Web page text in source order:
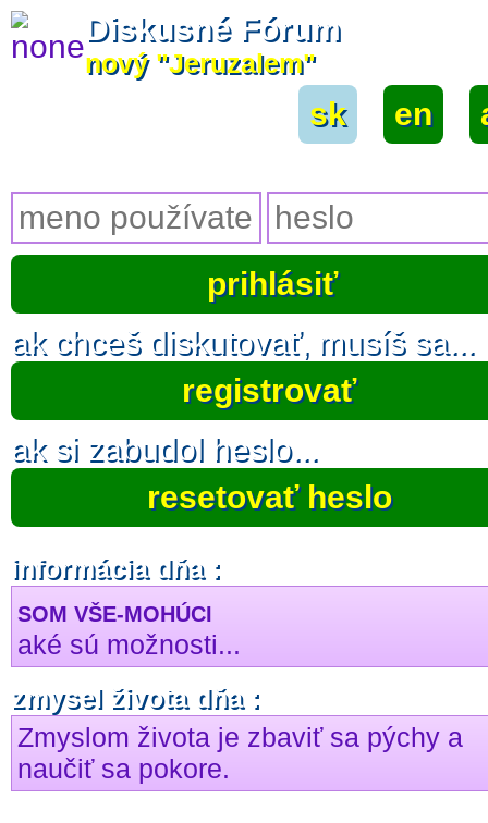
Diskusné Fórum
nový "Jeruzalem"
sk en
ak chceš diskutovať, musíš sa...
registrovať
ak si zabudol heslo...
resetovať heslo
informácia dňa :
SOM VŠE-MOHÚCI
aké sú možnosti...
zmysel života dňa :
Zmyslom života je zbaviť sa pýchy a
naučiť sa pokore.